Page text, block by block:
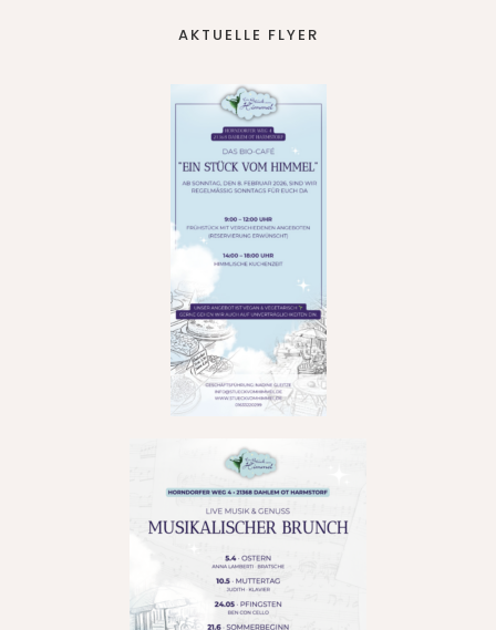
AKTUELLE FLYER